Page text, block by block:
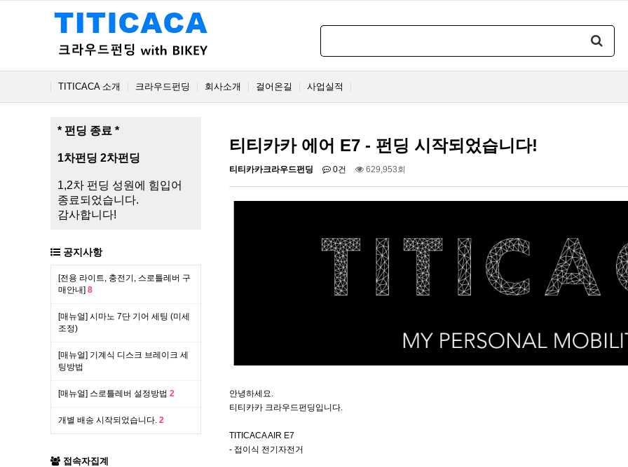
TITICACA 소개 크라우드펀딩 회사소개 걸어온길 사업실적
* 펀딩 종료 *
1차펀딩 2차펀딩
1,2차 펀딩 성원에 힘입어
종료되었습니다.
감사합니다!
공지사항
[전용 라이트, 충전기, 스로틀레버 구
매안내] 8
[매뉴얼] 시마노 7단 기어 세팅 (미세
조정)
[매뉴얼] 기계식 디스크 브레이크 세
팅방법
[매뉴얼] 스로틀레버 설정방법 2
개별 배송 시작되었습니다. 2
접속자집계
티티카카 에어 E7 - 펀딩 시작되었습니다!
티티카카크라우드펀딩 0건 629,953회
안녕하세요.
티티카카 크라우드펀딩입니다.
TITICACA AIR E7
- 접이식 전기자전거